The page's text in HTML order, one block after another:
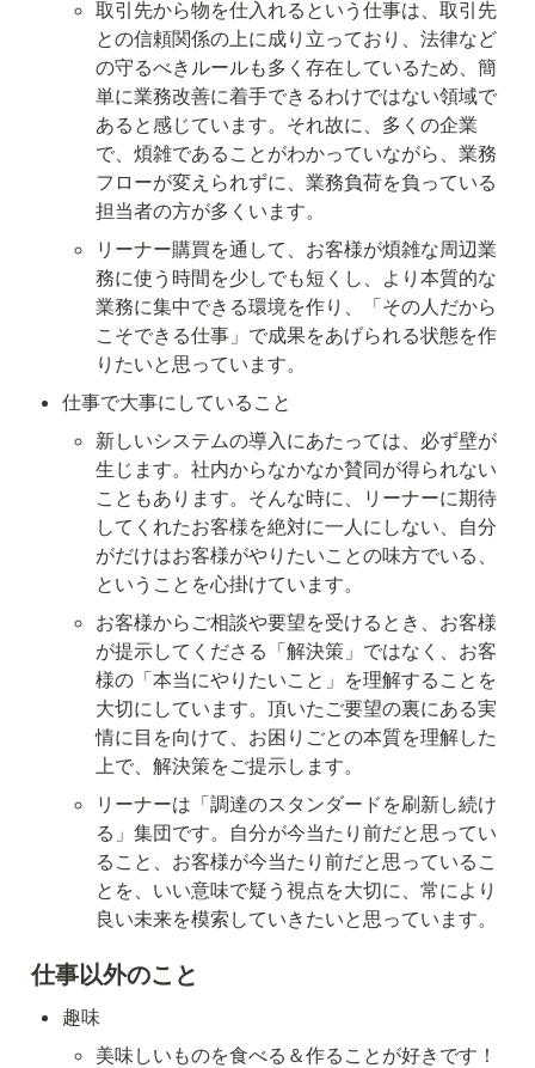
取引先から物を仕入れるという仕事は、取引先
との信頼関係の上に成り立っており、法律など
の守るべきルールも多く存在しているため、簡
単に業務改善に着手できるわけではない領域で
あると感じています。それ故に、多くの企業
で、煩雑であることがわかっていながら、業務
フローが変えられずに、業務負荷を負っている
担当者の方が多くいます。
リーナー購買を通して、お客様が煩雑な周辺業
務に使う時間を少しでも短くし、より本質的な
業務に集中できる環境を作り、「その人だから
こそできる仕事」で成果をあげられる状態を作
りたいと思っています。
仕事で大事にしていること
新しいシステムの導入にあたっては、必ず壁が
生じます。社内からなかなか賛同が得られない
こともあります。そんな時に、リーナーに期待
してくれたお客様を絶対に一人にしない、自分
がだけはお客様がやりたいことの味方でいる、
ということを心掛けています。
お客様からご相談や要望を受けるとき、お客様
が提示してくださる「解決策」ではなく、お客
様の「本当にやりたいこと」を理解することを
大切にしています。頂いたご要望の裏にある実
情に目を向けて、お困りごとの本質を理解した
上で、解決策をご提示します。
リーナーは「調達のスタンダードを刷新し続け
る」集団です。自分が今当たり前だと思ってい
ること、お客様が今当たり前だと思っているこ
とを、いい意味で疑う視点を大切に、常により
良い未来を模索していきたいと思っています。
仕事以外のこと
趣味
美味しいものを食べる＆作ることが好きです！